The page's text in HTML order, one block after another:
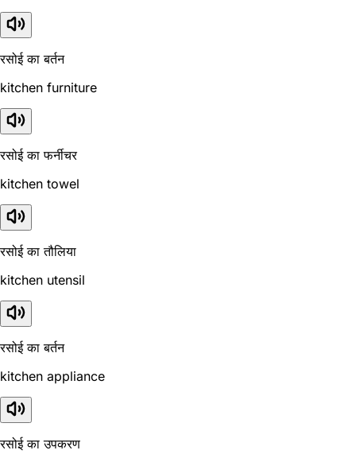
रसोई का बर्तन
kitchen furniture
रसोई का फर्नीचर
kitchen towel
रसोई का तौलिया
kitchen utensil
रसोई का बर्तन
kitchen appliance
रसोई का उपकरण